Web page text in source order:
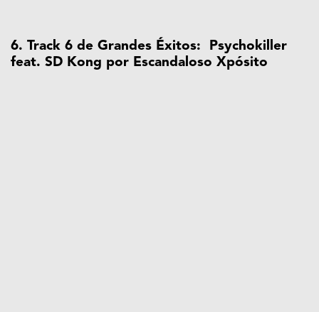
6. Track 6 de Grandes Éxitos: Psychokiller
feat. SD Kong por Escandaloso Xpósito